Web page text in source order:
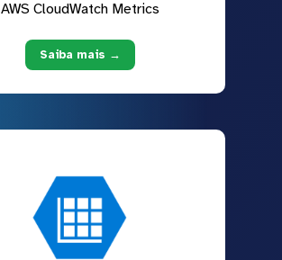
AWS CloudWatch Metrics
Saiba mais →